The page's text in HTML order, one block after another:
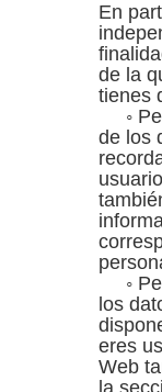
En
de la
tienes
◦
de los
◦
los
eres
Web
la